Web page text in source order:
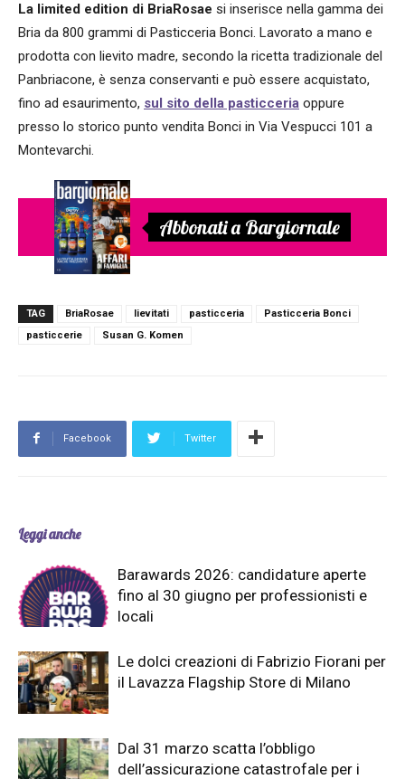
La limited edition di BriaRosae si inserisce nella gamma dei
Bria da 800 grammi di Pasticceria Bonci. Lavorato a mano e
prodotta con lievito madre, secondo la ricetta tradizionale del
Panbriacone, è senza conservanti e può essere acquistato,
fino ad esaurimento, sul sito della pasticceria oppure
presso lo storico punto vendita Bonci in Via Vespucci 101 a
Montevarchi.
Abbonati a Bargiornale
TAG BriaRosae lievitati pasticceria
Pasticceria Bonci
pasticcerie
Susan G. Komen
Facebook Twitter
Leggi anche
Barawards 2026: candidature aperte
fino al 30 giugno per professionisti e
locali
Le dolci creazioni di Fabrizio Fiorani per
il Lavazza Flagship Store di Milano
Dal 31 marzo scatta l’obbligo
dell’assicurazione catastrofale per i